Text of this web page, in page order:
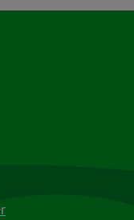
öppnas i nytt